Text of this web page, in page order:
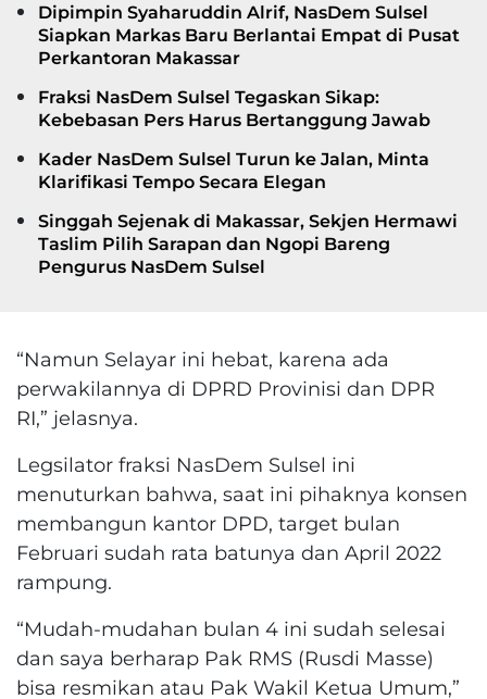
Dipimpin Syaharuddin Alrif, NasDem Sulsel
Siapkan Markas Baru Berlantai Empat di Pusat
Perkantoran Makassar
Fraksi NasDem Sulsel Tegaskan Sikap:
Kebebasan Pers Harus Bertanggung Jawab
Kader NasDem Sulsel Turun ke Jalan, Minta
Klarifikasi Tempo Secara Elegan
Singgah Sejenak di Makassar, Sekjen Hermawi
Taslim Pilih Sarapan dan Ngopi Bareng
Pengurus NasDem Sulsel
“Namun Selayar ini hebat, karena ada
perwakilannya di DPRD Provinisi dan DPR
RI,” jelasnya.
Legsilator fraksi NasDem Sulsel ini
menuturkan bahwa, saat ini pihaknya konsen
membangun kantor DPD, target bulan
Februari sudah rata batunya dan April 2022
rampung.
“Mudah-mudahan bulan 4 ini sudah selesai
dan saya berharap Pak RMS (Rusdi Masse)
bisa resmikan atau Pak Wakil Ketua Umum,”